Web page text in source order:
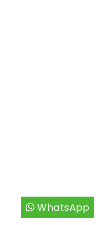
WhatsApp